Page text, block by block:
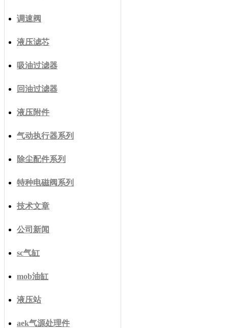
调速阀
液压滤芯
吸油过滤器
回油过滤器
液压附件
气动执行器系列
除尘配件系列
特种电磁阀系列
技术文章
公司新闻
sc气缸
mob油缸
液压站
aek气源处理件